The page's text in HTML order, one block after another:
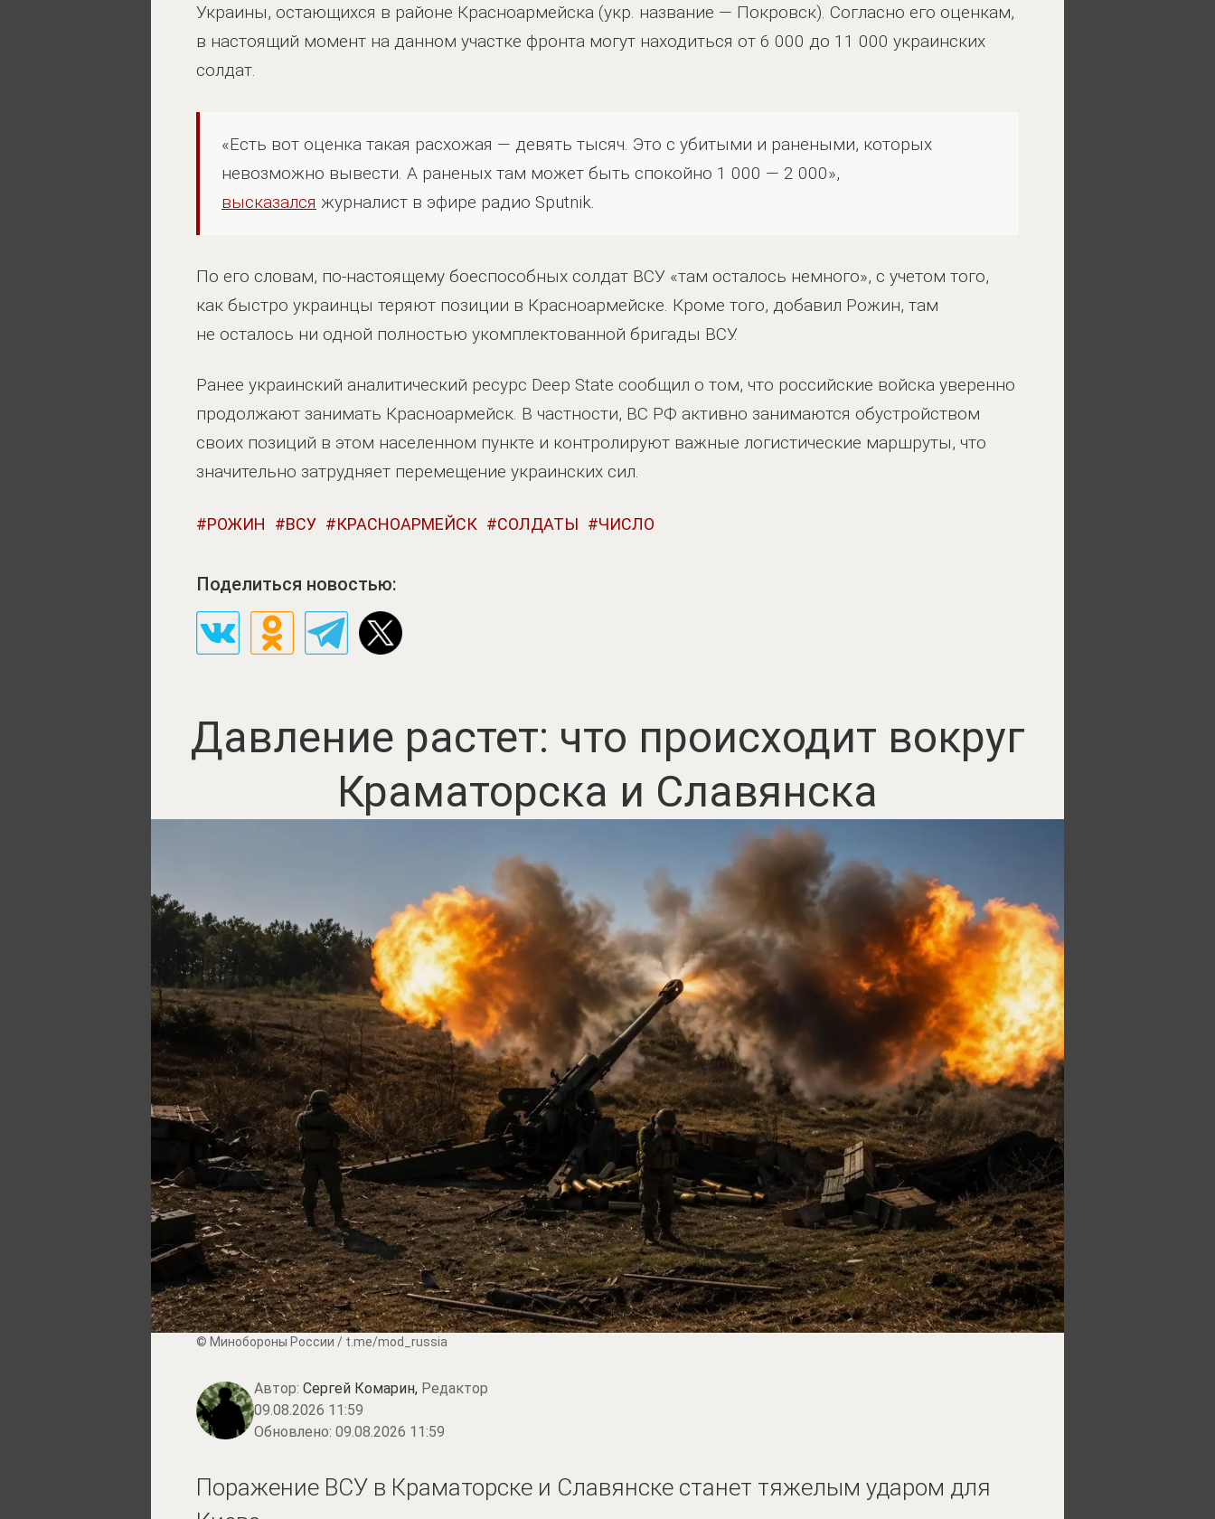
Украины, остающихся в районе Красноармейска (укр. название — Покровск). Согласно его оценкам,
в настоящий момент на данном участке фронта могут находиться от 6 000 до 11 000 украинских
солдат.
«Есть вот оценка такая расхожая — девять тысяч. Это с убитыми и ранеными, которых
невозможно вывести. А раненых там может быть спокойно 1 000 — 2 000»,
высказался журналист в эфире радио Sputnik.
По его словам, по-настоящему боеспособных солдат ВСУ «там осталось немного», с учетом того,
как быстро украинцы теряют позиции в Красноармейске. Кроме того, добавил Рожин, там
не осталось ни одной полностью укомплектованной бригады ВСУ.
Ранее украинский аналитический ресурс Deep State сообщил о том, что российские войска уверенно
продолжают занимать Красноармейск. В частности, ВС РФ активно занимаются обустройством
своих позиций в этом населенном пункте и контролируют важные логистические маршруты, что
значительно затрудняет перемещение украинских сил.
РОЖИН ВСУ КРАСНОАРМЕЙСК СОЛДАТЫ ЧИСЛО
Поделиться новостью:
Давление растет: что происходит вокруг
Краматорска и Славянска
© Минобороны России / t.me/mod_russia
Автор: Сергей Комарин, Редактор
09.08.2026 11:59
Обновлено: 09.08.2026 11:59
Поражение ВСУ в Краматорске и Славянске станет тяжелым ударом для